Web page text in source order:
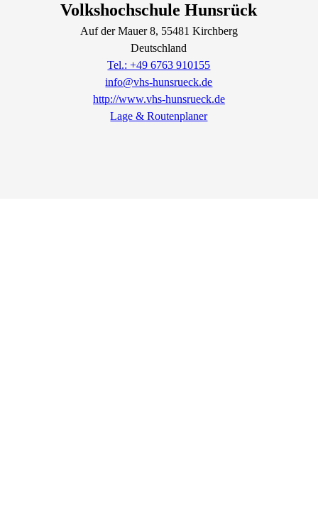
Volkshochschule Hunsrück
Auf der Mauer8, 55481 Kirchberg
Deutschland
Tel.: +49 6763 910155
info@vhs-hunsrueck.de
http://www.vhs-hunsrueck.de
Lage & Routenplaner